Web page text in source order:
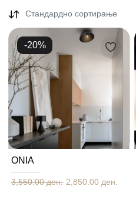
Стандардно сортирање
-20%
ΟΝΙΑ
3,550.00 ден. 2,850.00 ден.